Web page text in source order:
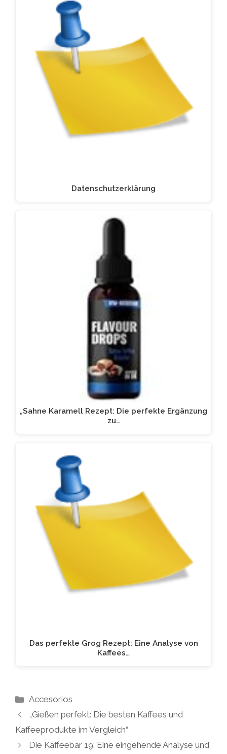
Datenschutzerklärung
„Sahne Karamell Rezept: Die perfekte Ergänzung
zu…
Das perfekte Grog Rezept: Eine Analyse von
Kaffees…
Kategorien
Accesorios
„Gießen perfekt: Die besten Kaffees und
Kaffeeprodukte im Vergleich“
Die Kaffeebar 19: Eine eingehende Analyse und